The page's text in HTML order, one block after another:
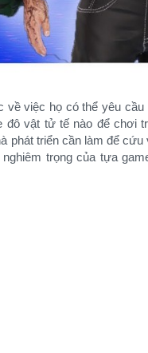
việc họ có thể yêu cầu
vật tử tế nào để chơi
phát triển cần làm để
trọng của tựa